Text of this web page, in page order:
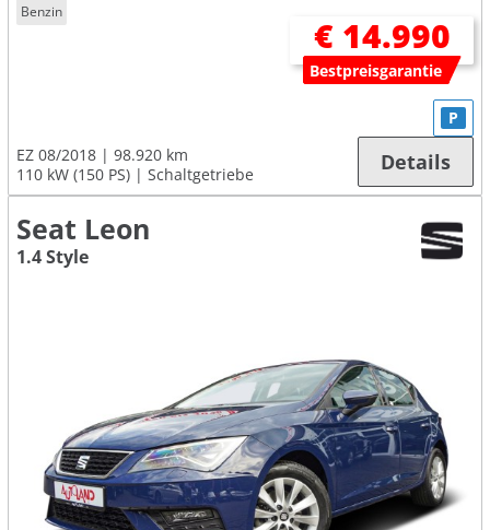
Benzin
€ 14.990
Bestpreisgarantie
EZ 08/2018
98.920 km
110 kW (150 PS)
Schaltgetriebe
P
Details
Seat Leon
1.4 Style